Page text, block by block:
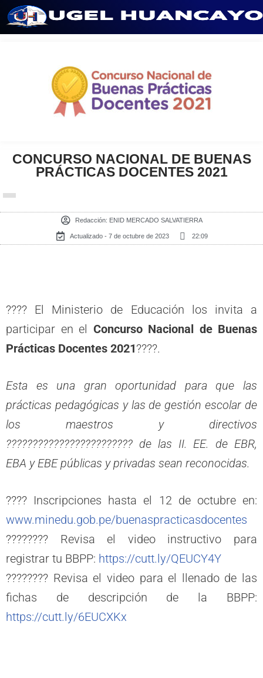
CONCURSO NACIONAL DE BUENAS
PRÁCTICAS DOCENTES 2021
Redacción: ENID MERCADO SALVATIERRA
Actualizado - 7 de octubre de 2023 22:09
???? El Ministerio de Educación los invita a
participar en el Concurso Nacional de Buenas
Prácticas Docentes 2021????.
Esta es una gran oportunidad para que las
prácticas pedagógicas y las de gestión escolar de
los maestros y directivos
????????‍????????????‍???? de las II. EE. de EBR,
EBA y EBE públicas y privadas sean reconocidas.
???? Inscripciones hasta el 12 de octubre en:
www.minedu.gob.pe/buenaspracticasdocentes
???????? Revisa el video instructivo para
registrar tu BBPP: https://cutt.ly/QEUCY4Y
???????? Revisa el video para el llenado de las
fichas de descripción de la BBPP:
https://cutt.ly/6EUCXKx